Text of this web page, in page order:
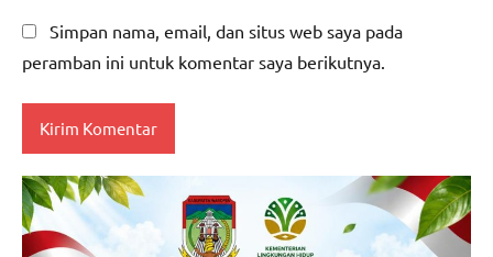
Simpan nama, email, dan situs web saya pada
peramban ini untuk komentar saya berikutnya.